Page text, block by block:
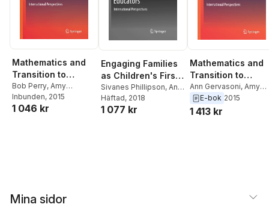
Mathematics and
Transition to
School
Bob Perry, Amy
MacDonald,Ann
Gervasoni
Inbunden, 2015
1 046 kr
Engaging Families
as Children's First
Mathematics
Educators
Sivanes Phillipson, Ann
Gervasoni,Peter
Sullivan
Häftad, 2018
1 077 kr
Mathematics and
Transition to
School
Ann Gervasoni, Amy
MacDonald,Bob Perry
E-bok 2015
1 413 kr
Mina sidor